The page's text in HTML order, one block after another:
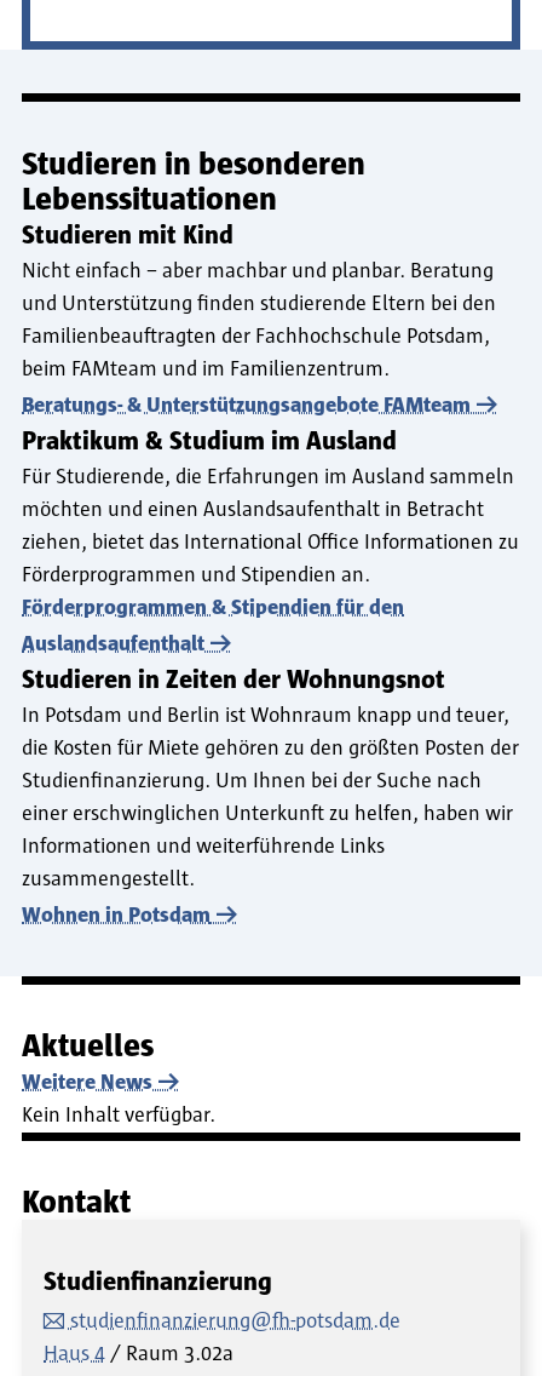
Studieren in besonderen
Lebenssituationen
Studieren mit Kind
Nicht einfach – aber machbar und planbar. Beratung
und Unterstützung finden studierende Eltern bei den
Familienbeauftragten der Fachhochschule Potsdam,
beim FAMteam und im Familienzentrum.
Beratungs- & Unterstützungsangebote FAMteam
Praktikum & Studium im Ausland
Für Studierende, die Erfahrungen im Ausland sammeln
möchten und einen Auslandsaufenthalt in Betracht
ziehen, bietet das International Office Informationen zu
Förderprogrammen und Stipendien an.
Förderprogrammen & Stipendien für den
Auslandsaufenthalt
Studieren in Zeiten der Wohnungsnot
In Potsdam und Berlin ist Wohnraum knapp und teuer,
die Kosten für Miete gehören zu den größten Posten der
Studienfinanzierung. Um Ihnen bei der Suche nach
einer erschwinglichen Unterkunft zu helfen, haben wir
Informationen und weiterführende Links
zusammengestellt.
Wohnen in Potsdam
Aktuelles
Weitere News
Kein Inhalt verfügbar.
Kontakt
Studienfinanzierung
studienfinanzierung@fh-potsdam.de
Haus 4
Raum 3.02a